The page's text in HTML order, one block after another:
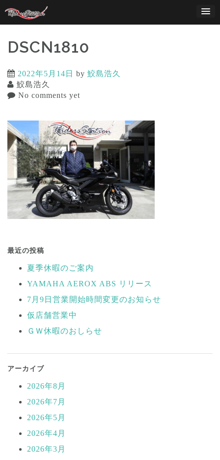
content
DSCN1810
2022年5月14日 by 鮫島浩久
鮫島浩久
No comments yet
稿
ナ
ゲ
ー
シ
ン
最近の投稿
夏季休暇のご案内
YAMAHA AEROX ABS リリース
7月9日営業開始時間変更のお知らせ
仮店舗営業中
ＧＷ休暇のおしらせ
アーカイブ
2026年8月
2026年7月
2026年5月
2026年4月
2026年3月